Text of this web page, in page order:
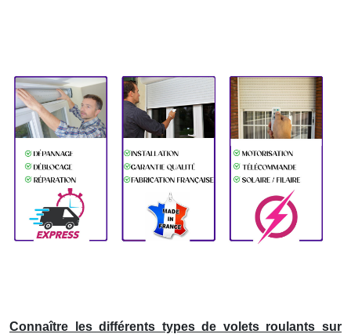
Connaître les différents types de volets roulants sur